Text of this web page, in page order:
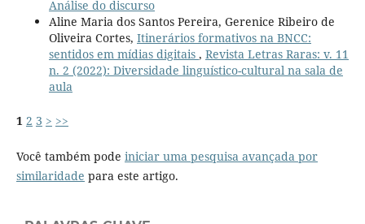
Análise do discurso
Aline Maria dos Santos Pereira, Gerenice Ribeiro de
Oliveira Cortes, Itinerários formativos na BNCC:
sentidos em mídias digitais , Revista Letras Raras: v. 11
n. 2 (2022): Diversidade linguístico-cultural na sala de
aula
1 2 3 > >>
Você também pode iniciar uma pesquisa avançada por
similaridade para este artigo.